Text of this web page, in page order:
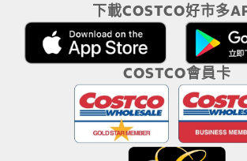
下載COSTCO好市多
COSTCO會員卡